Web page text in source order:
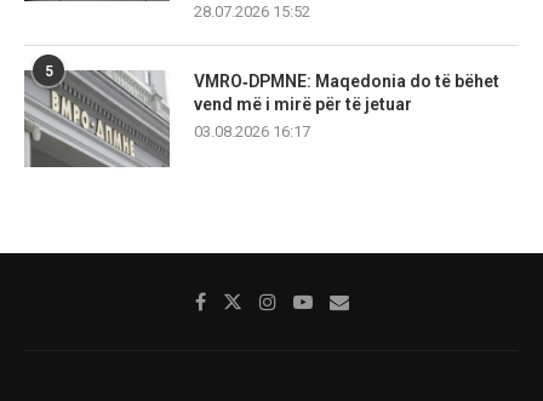
28.07.2026 15:52
5
VMRO‑DPMNE: Maqedonia do të bëhet
vend më i mirë për të jetuar
03.08.2026 16:17